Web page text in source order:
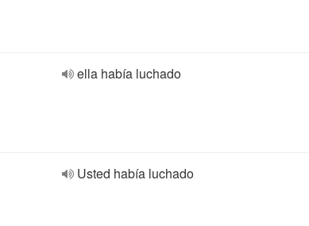
ella había luchado
Usted había luchado